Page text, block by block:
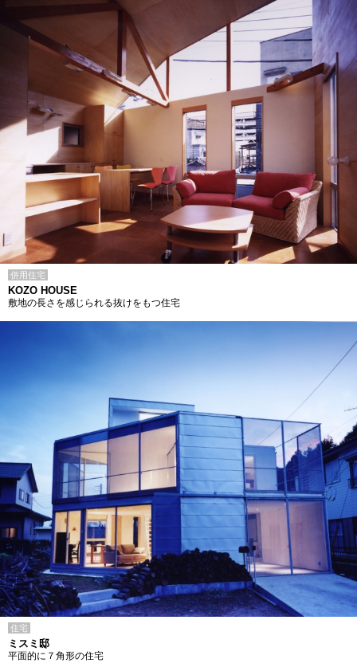
併用住宅
KOZO HOUSE
敷地の長さを感じられる抜けをもつ住宅
住宅
ミスミ邸
平面的に７角形の住宅